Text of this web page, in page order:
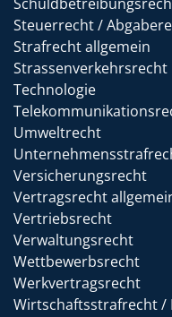
Steuerrecht /
Strafrecht allgemein
Strassenverkehrsrecht
Technologie
Umweltrecht
Versicherungsrecht
Vertragsrecht
Vertriebsrecht
Verwaltungsrecht
Wettbewerbsrecht
Werkvertragsrecht
Wirtschaftsstrafrecht